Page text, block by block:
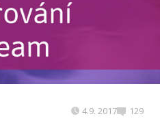
4.9. 2017 129